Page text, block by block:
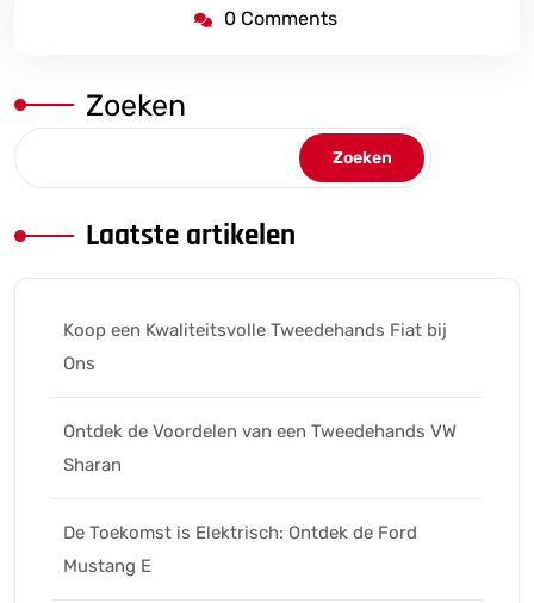
0 Comments
Zoeken
Zoeken
Laatste artikelen
Koop een Kwaliteitsvolle Tweedehands Fiat bij
Ons
Ontdek de Voordelen van een Tweedehands VW
Sharan
De Toekomst is Elektrisch: Ontdek de Ford
Mustang E